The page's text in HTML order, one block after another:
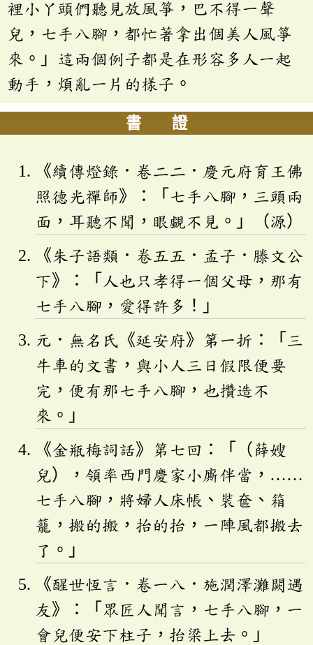
裡小丫頭們聽見放風箏，巴不得一聲
兒，七手八腳，都忙著拿出個美人風箏
來。」這兩個例子都是在形容多人一起
動手，煩亂一片的樣子。
書 證
《續傳燈錄．卷二二．慶元府育王佛
照德光禪師》：「七手八腳，三頭兩
面，耳聽不聞，眼覷不見。」（源）
《朱子語類．卷五五．孟子．滕文公
下》：「人也只孝得一個父母，那有
七手八腳，愛得許多！」
元．無名氏《延安府》第一折：「三
牛車的文書，與小人三日假限便要
完，便有那七手八腳，也攢造不
來。」
《金瓶梅詞話》第七回：「（薛嫂
兒），領率西門慶家小廝伴當，……
七手八腳，將婦人床帳、裝奩、箱
籠，搬的搬，抬的抬，一陣風都搬去
了。」
《醒世恆言．卷一八．施潤澤灘闕遇
友》：「眾匠人聞言，七手八腳，一
會兒便安下柱子，抬梁上去。」